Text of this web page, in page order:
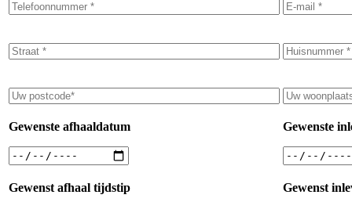
Gewenste afhaaldatum Gewenste
Gewenst afhaal tijdstip Gewenst